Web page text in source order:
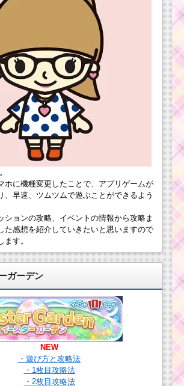
ホに機種変更したことで、アプリゲームが
、早速、ツムツムで遊ぶことができるよう
ションの攻略、イベントの情報から攻略ま
た感想を紹介していきたいと思いますので
ます。
ガーデン
NEW
・遊び方と攻略法
・1枚目攻略法
・2枚目攻略法